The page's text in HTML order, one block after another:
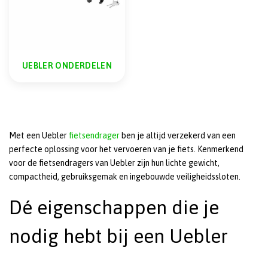
UEBLER ONDERDELEN
Met een Ueblerfietsendrager ben je altijd verzekerd van een
perfecte oplossing voor het vervoeren van je fiets. Kenmerkend
voor de fietsendragers van Uebler zijn hun lichte gewicht,
compactheid, gebruiksgemak en ingebouwde veiligheidssloten.
Dé eigenschappen die je
nodig hebt bij een Uebler